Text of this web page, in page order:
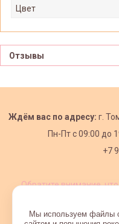
Цвет
Отзывы
Ждём вас по адресу: г.
Пн-Пт с09:00 до
+7
Обратите внимание,
Мы используем файлы